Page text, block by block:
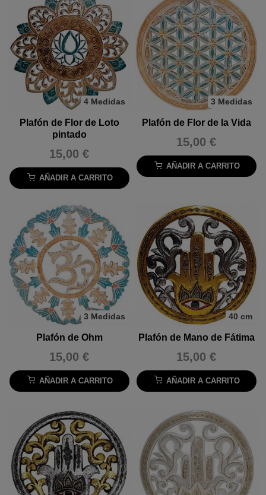
4 Medidas
Plafón de Flor de Loto
pintado
15,00 €
AÑADIR A CARRITO
3 Medidas
Plafón de Flor de la Vida
15,00 €
AÑADIR A CARRITO
3 Medidas
Plafón de Ohm
15,00 €
AÑADIR A CARRITO
40 cm
Plafón de Mano de Fátima
15,00 €
AÑADIR A CARRITO